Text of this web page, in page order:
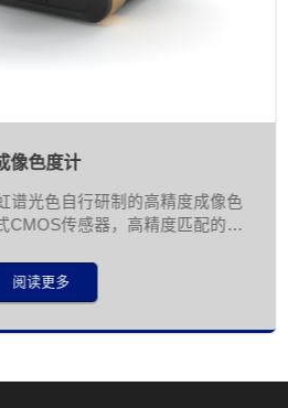
像色度计
谱光色自行研制的高精度成像色
CMOS传感器，高精度匹配的
降低了传感器的噪声，获得了极
随环境温度变化。可满足汽车、
测试需求，配套软件人性化设
阅读更多